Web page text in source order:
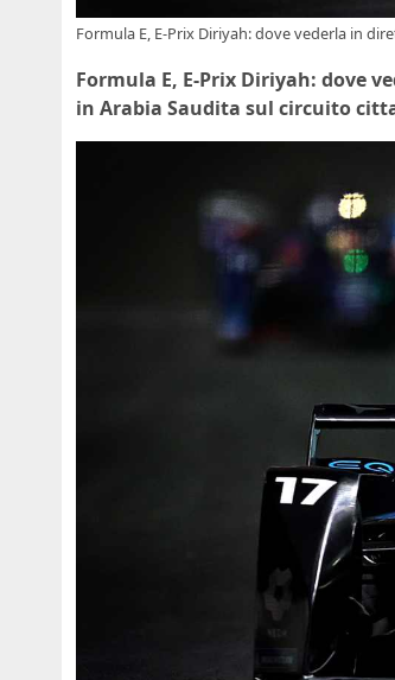
Formula E, E-Prix Diriyah: dove vederla in
Formula E, E-Prix Diriyah: dove
in Arabia Saudita sul circuito